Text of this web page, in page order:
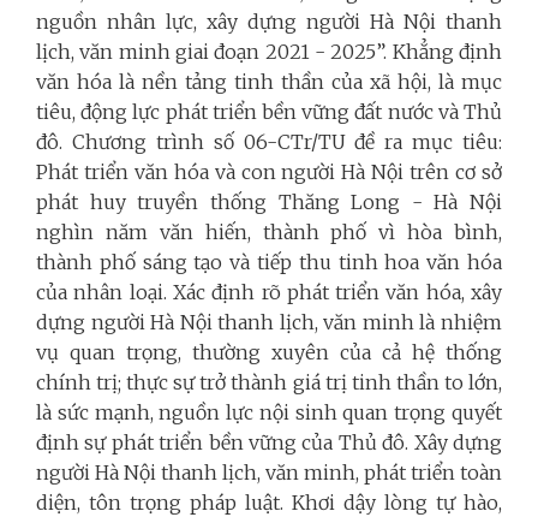
nguồn nhân lực, xây dựng người Hà Nội thanh
lịch, văn minh giai đoạn 2021 - 2025”. Khẳng định
văn hóa là nền tảng tinh thần của xã hội, là mục
tiêu, động lực phát triển bền vững đất nước và Thủ
đô. Chương trình số 06-CTr/TU đề ra mục tiêu:
Phát triển văn hóa và con người Hà Nội trên cơ sở
phát huy truyền thống Thăng Long - Hà Nội
nghìn năm văn hiến, thành phố vì hòa bình,
thành phố sáng tạo và tiếp thu tinh hoa văn hóa
của nhân loại. Xác định rõ phát triển văn hóa, xây
dựng người Hà Nội thanh lịch, văn minh là nhiệm
vụ quan trọng, thường xuyên của cả hệ thống
chính trị; thực sự trở thành giá trị tinh thần to lớn,
là sức mạnh, nguồn lực nội sinh quan trọng quyết
định sự phát triển bền vững của Thủ đô. Xây dựng
người Hà Nội thanh lịch, văn minh, phát triển toàn
diện, tôn trọng pháp luật. Khơi dậy lòng tự hào,